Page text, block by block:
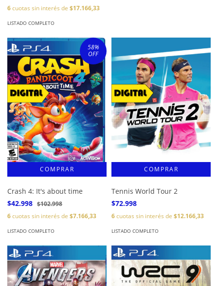
6cuotas sin interés de $17.166,33
LISTADO COMPLETO
58%
OFF
Crash 4: It's about time
$42.998 $102.998
6cuotas sin interés de $7.166,33
LISTADO COMPLETO
Tennis World Tour 2
$72.998
6cuotas sin interés de $12.166,33
LISTADO COMPLETO